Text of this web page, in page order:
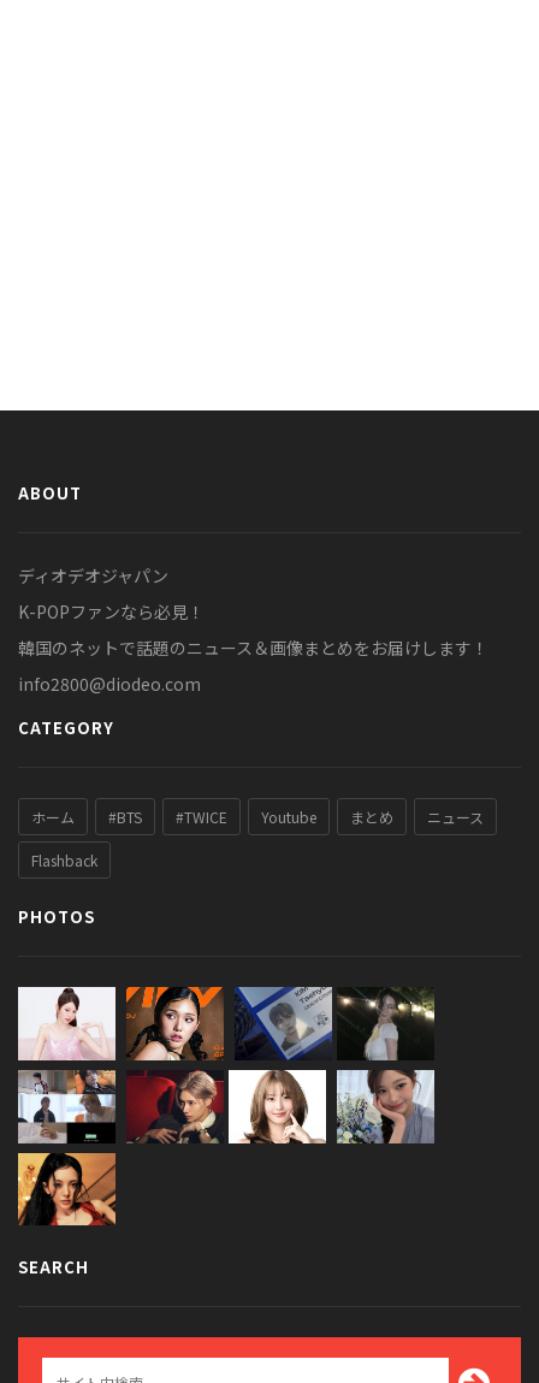
ABOUT
ディオデオジャパン
K-POPファンなら必見！
韓国のネットで話題のニュース＆画像まとめをお届けします！
info2800@diodeo.com
CATEGORY
ホーム #BTS #TWICE Youtube まとめ ニュース
Flashback
PHOTOS
SEARCH